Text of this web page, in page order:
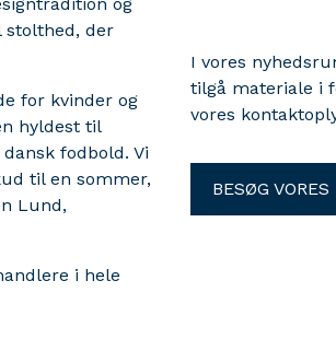
stolthed, der
for kvinder og
hyldest til
fodbold. Vi
til en sommer,
Lund,
i hele
I vores
tilgå materiale i
vores
BESØG